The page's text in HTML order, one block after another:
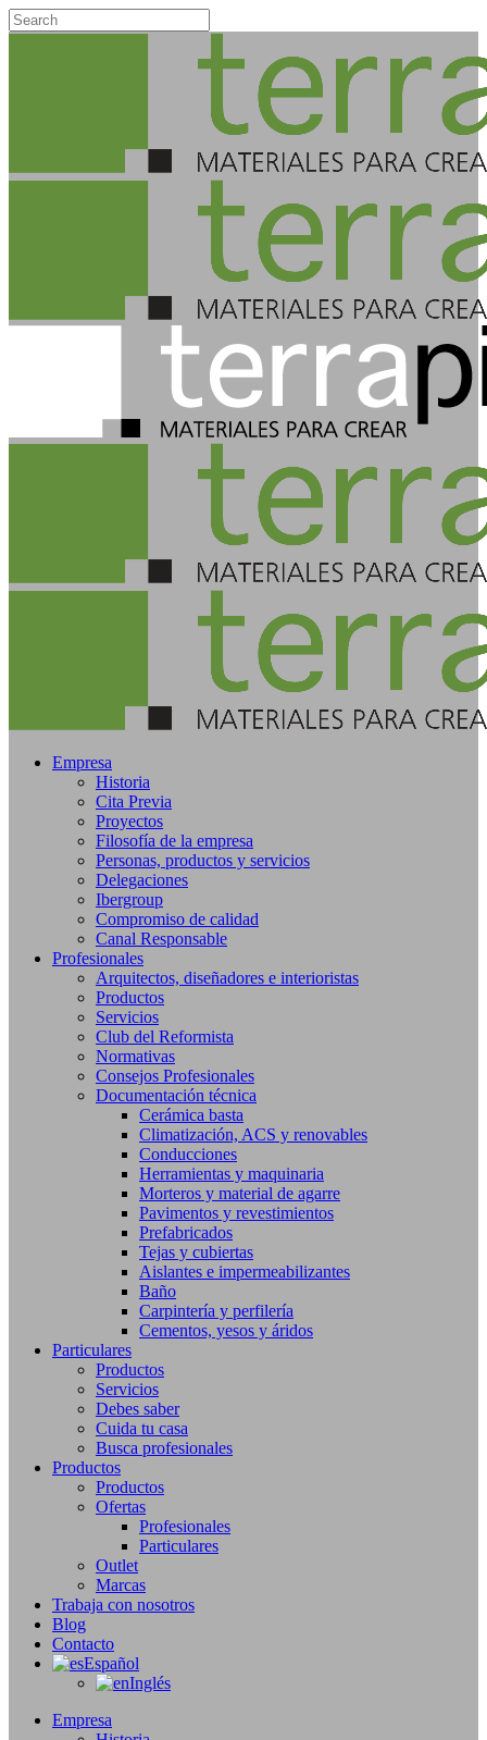
Empresa
Historia
Cita Previa
Proyectos
Filosofía de la empresa
Personas, productos y servicios
Delegaciones
Ibergroup
Compromiso de calidad
Canal Responsable
Profesionales
Arquitectos, diseñadores e interioristas
Productos
Servicios
Club del Reformista
Normativas
Consejos Profesionales
Documentación técnica
Cerámica basta
Climatización, ACS y renovables
Conducciones
Herramientas y maquinaria
Morteros y material de agarre
Pavimentos y revestimientos
Prefabricados
Tejas y cubiertas
Aislantes e impermeabilizantes
Baño
Carpintería y perfilería
Cementos, yesos y áridos
Particulares
Productos
Servicios
Debes saber
Cuida tu casa
Busca profesionales
Productos
Productos
Ofertas
Profesionales
Particulares
Outlet
Marcas
Trabaja con nosotros
Blog
Contacto
Español
Inglés
Empresa